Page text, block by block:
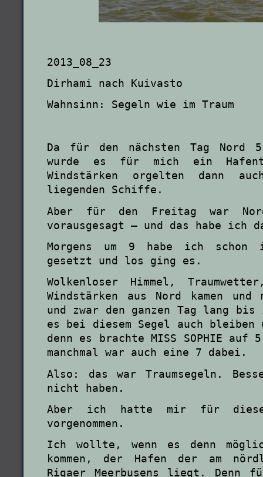
2013_08_23
Dirhami nach Kuivasto
Wahnsinn: Segeln wie im Traum
Da für den nächsten Tag Nord
wurde es für mich ein
Windstärken orgelten dann
liegenden Schiffe.
Aber für den Freitag war
vorausgesagt – und das habe ich
Morgens um 9 habe ich schon
gesetzt und los ging es.
Wolkenloser Himmel,
Windstärken aus Nord kamen
und zwar den ganzen Tag lang
es bei diesem Segel auch
denn es brachte MISS SOPHIE auf
manchmal war auch eine 7 dabei.
Also: das war Traumsegeln.
nicht haben.
Aber ich hatte mir für
vorgenommen.
Ich wollte, wenn es denn
kommen, der Hafen der am
Rigaer Meerbusens liegt. Denn